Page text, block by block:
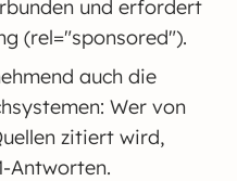
und erfordert
(rel="sponsored").
auch die
Wer von
zitiert wird,
Antworten.